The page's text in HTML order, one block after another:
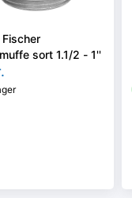
sort 1.1/2 - 1''